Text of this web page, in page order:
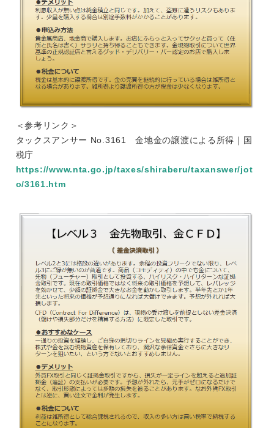
＜参考リンク＞
タックスアンサー No.3161 金地金の譲渡による所得｜国
税庁
https://www.nta.go.jp/taxes/shiraberu/taxanswer/jot
o/3161.htm